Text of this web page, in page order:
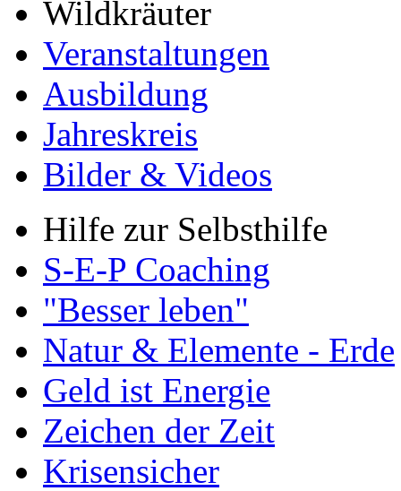
Wildkräuter
Veranstaltungen
Ausbildung
Jahreskreis
Bilder & Videos
Hilfe zur Selbsthilfe
S-E-P Coaching
"Besser leben"
Natur & Elemente - Erde
Geld ist Energie
Zeichen der Zeit
Krisensicher